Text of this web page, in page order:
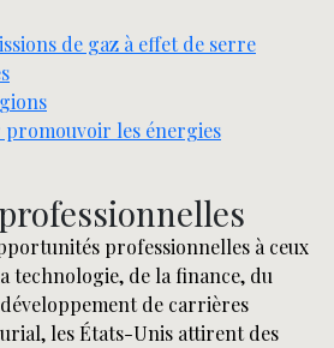
de gaz à effet de serre
promouvoir les énergies
professionnelles à ceux
technologie, de la finance, du
de carrières
les États-Unis attirent des